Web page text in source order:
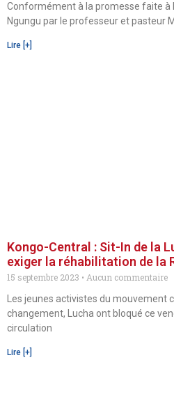
Conformément à la promesse faite à
Ngungu par le professeur et pasteur
Lire [+]
Kongo-Central : Sit-In de la
exiger la réhabilitation de la
15 septembre 2023
Aucun commentaire
Les jeunes activistes du mouvement
changement, Lucha ont bloqué ce
circulation
Lire [+]